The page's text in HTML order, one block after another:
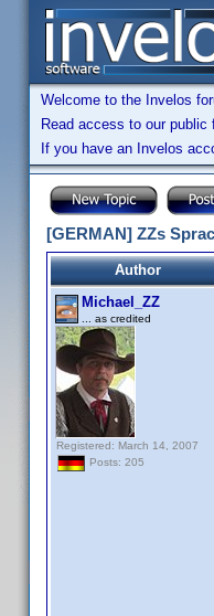
Welcome to the Invelos
Read access to our
If you have an Invelos
[GERMAN] ZZs
Author
Michael_ZZ
... as credited
Registered: March 14, 2007
Posts: 205